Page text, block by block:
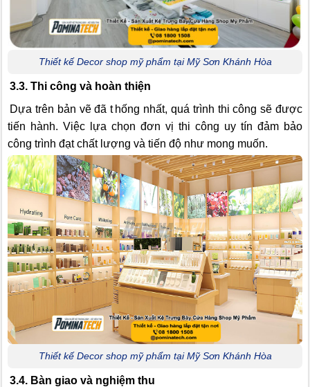
Thiết kế Decor shop mỹ phẩm tại Mỹ Sơn Khánh Hòa
3.3. Thi công và hoàn thiện
Dựa trên bản vẽ đã t hống nhất, quá trình thi công sẽ được
tiến hành. Việc lựa chọn đơn vị thi công uy tín đảm bảo
công trình đạt chất lượng và tiến độ như mong muốn.
Thiết kế Decor shop mỹ phẩm tại Mỹ Sơn Khánh Hòa
3.4. Bàn giao và nghiệm thu